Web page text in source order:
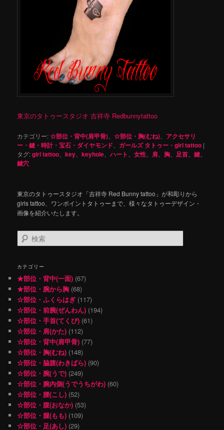
東京のタトゥースタジオ 吉祥寺 Redbunnytattoo
カテゴリー:☆部位・背中(肩甲骨) 、☆部位・胸(むね)
アクセサリ
ー・鍵・時計・宝石・ダイヤモンド
ガールズ タトゥー・girl tattoo |
タグ:girl tattoo 、key 、keyhole 、ハート 、女性 肩 胸 足首 、鍵
鍵穴
東京のタトゥースタジオ「吉祥寺 Red Bunny tattoo」が和彫りから
girls tattoo、ワンポイントタトゥーまで、様々なタトゥーデザイン・
画像を紹介いたします。
検
索
カテゴリー
★部位・背中(一面) (67)
★部位・腕から胸 (68)
☆部位・ふくらはぎ (117)
☆部位・前腕(ぜんわん) (194)
☆部位・手首(てくび) (61)
☆部位・肩(かた) (112)
☆部位・背中(肩甲骨) (77)
☆部位・胸(むね) (148)
☆部位・脇腹(わきばら) (90)
☆部位・腕(うで) (249)
☆部位・腕内側(うでうちがわ) (60)
☆部位・腰(こし) (52)
☆部位・腹(おなか) (53)
☆部位・腿(もも) (109)
☆部位・足(あし) (29)